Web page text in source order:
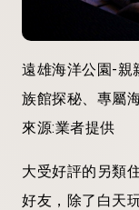
遠雄海洋公園-親
族館探秘、專屬
來源:業者提供
大受好評的另類
好友，除了白天